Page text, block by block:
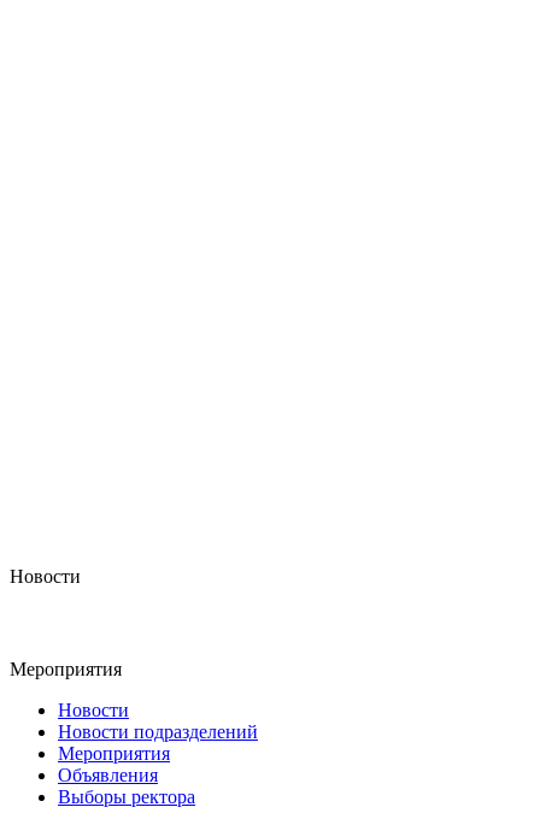
Новости
Мероприятия
Новости
Новости подразделений
Мероприятия
Объявления
Выборы ректора